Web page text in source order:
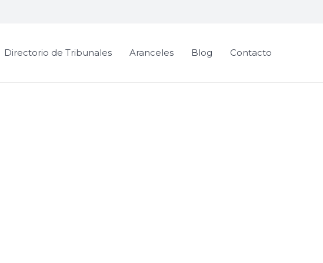
Directorio de Tribunales Aranceles Blog Contacto